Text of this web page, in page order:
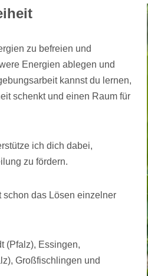
zu befreien und
Energien ablegen und
kannst du lernen,
schenkt und einen Raum für
ich dich dabei,
zu fördern.
schon das Lösen einzelner
(Pfalz), Essingen,
Großfischlingen und